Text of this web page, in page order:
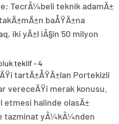
TecrÃ¼beli teknik adamÄ±
baÅŸÄ±na
iki yÄ±l iÃ§in 50 milyon
tartÄ±ÅŸÄ±lan Portekizli
vereceÄŸi merak konusu.
etmesi halinde olasÄ±
tazminat yÃ¼kÃ¼nden